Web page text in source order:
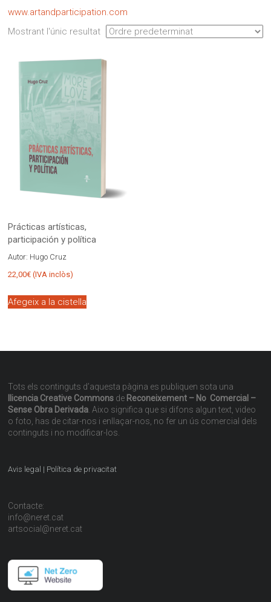
www.artandparticipation.com
Mostrant l'únic resultat
Prácticas artísticas,
participación y política
Autor: Hugo Cruz
22,00€ (IVA inclòs)
Afegeix a la cistella
Tots els continguts d’aquesta pàgina es publiquen sota una
llicencia Creative Commons de Reconeixement – No Comercial –
Sense Obra Derivada . Aixo significa que si difons algun text, video
o foto, has de citar-nos i enllaçar-nos, no fer un ús comercial dels
continguts i no modificar-los.
Avis legal | Política de privacitat
Contacte:
info@neret.cat
artsocial@neret.cat